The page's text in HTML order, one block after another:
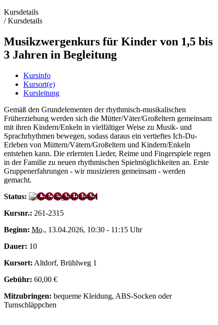
Kursdetails
/Kursdetails
Musikzwergenkurs für Kinder von 1,5 bis
3 Jahren in Begleitung
Kursinfo
Kursort(e)
Kursleitung
Gemäß den Grundelementen der rhythmisch-musikalischen
Früherziehung werden sich die Mütter/Väter/Großeltern gemeinsam
mit ihren Kindern/Enkeln in vielfältiger Weise zu Musik- und
Sprachrhythmen bewegen, sodass daraus ein vertieftes Ich-Du-
Erleben von Müttern/Vätern/Großeltern und Kindern/Enkeln
entstehen kann. Die erlernten Lieder, Reime und Fingerspiele regen
in der Familie zu neuen rhythmischen Spielmöglichkeiten an. Erste
Gruppenerfahrungen - wir musizieren gemeinsam - werden
gemacht.
Status:
Kursnr.: 261-2315
Beginn: Mo., 13.04.2026, 10:30 - 11:15 Uhr
Dauer: 10
Kursort: Altdorf, Brühlweg 1
Gebühr: 60,00 €
Mitzubringen: bequeme Kleidung, ABS-Socken oder
Turnschläppchen